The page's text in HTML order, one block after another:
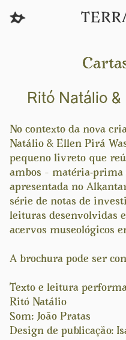
Ritó Natálio
No contexto da nova
Natálio & Ellen Pirá
pequeno livreto que
ambos – matéria-
apresentada no
série de notas de
leituras desenvolvidas
acervos museológicos
A brochura pode ser
Texto e leitura
Ritó Natálio
Som: João Pratas
Design de publicação: